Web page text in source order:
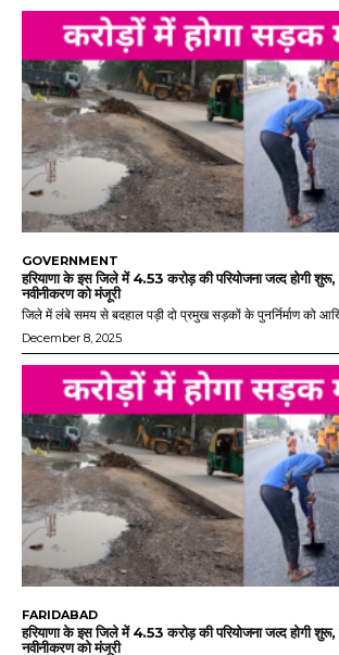
GOVERNMENT
हरियाणा के इस जिले में 4.53 करोड़ की परियोजना जल्द होगी
नवीनीकरण को मंजूरी
जिले में लंबे समय से बदहाल पड़ी दो प्रमुख सड़कों के पुनर्निर्माण को
December 8, 2025
FARIDABAD
हरियाणा के इस जिले में 4.53 करोड़ की परियोजना जल्द होगी
नवीनीकरण को मंजूरी